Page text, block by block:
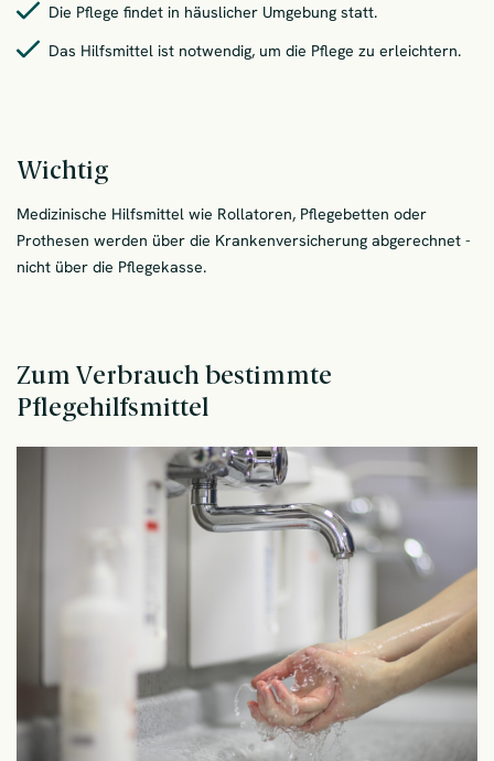
Die Pflege findet in häuslicher Umgebung statt.
Das Hilfsmittel ist notwendig, um die Pflege zu erleichtern.
Wichtig
Medizinische Hilfsmittel wie Rollatoren, Pflegebetten oder
Prothesen werden über die Krankenversicherung abgerechnet -
nicht über die Pflegekasse.
Zum Verbrauch bestimmte
Pflegehilfsmittel